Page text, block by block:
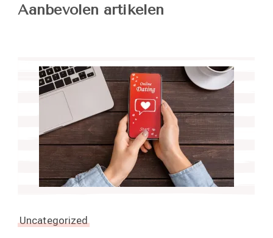
Aanbevolen artikelen
Uncategorized